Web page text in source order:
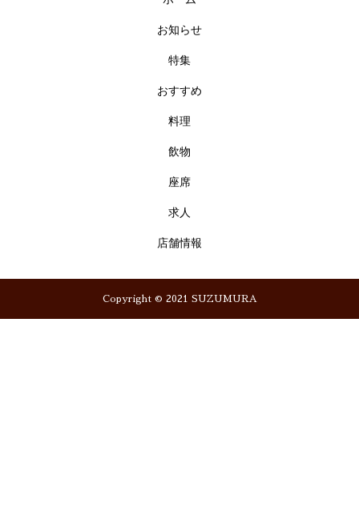
お知らせ
特集
おすすめ
料理
飲物
座席
求人
店舗情報
Copyright © 2021 SUZUMURA